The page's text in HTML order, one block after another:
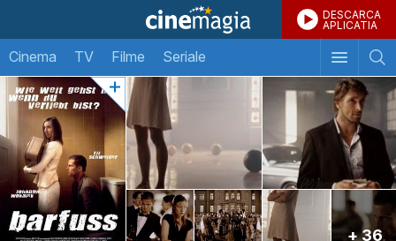
DESCARCA
APLICATIA
Cinema TV Filme Seriale
+ 36